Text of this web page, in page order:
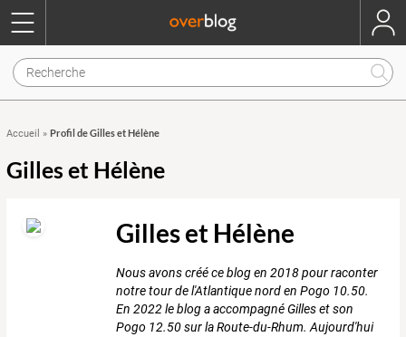
Accueil » Profil de Gilles et Hélène
Gilles et Hélène
Gilles et Hélène
Nous avons créé ce blog en 2018 pour raconter
notre tour de l'Atlantique nord en Pogo 10.50.
En 2022 le blog a accompagné Gilles et son
Pogo 12.50 sur la Route-du-Rhum. Aujourd'hui